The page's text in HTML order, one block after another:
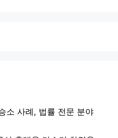
소 사례, 법률 전문 분야